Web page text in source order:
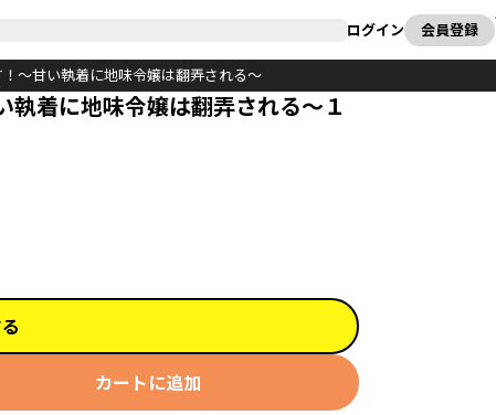
ログイン 会員登録
カート
～甘い執着に地味令嬢は翻弄される～
着に地味令嬢は翻弄される～１
カートに追加